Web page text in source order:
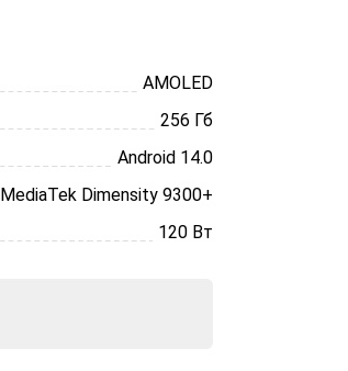
AMOLED
256 Гб
Android 14.0
MediaTek Dimensity 9300+
120 Вт